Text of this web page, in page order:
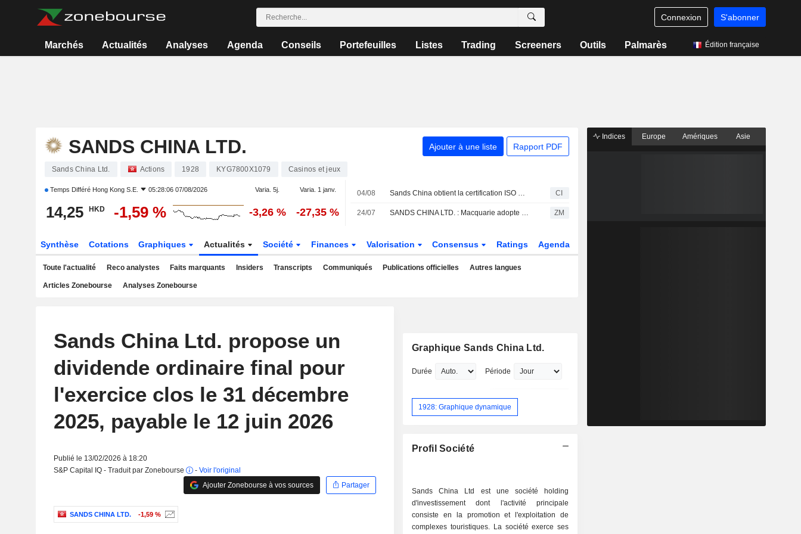
Connexion S'abonner
Marchés Actualités Analyses Agenda Conseils Portefeuilles Listes Trading Screeners Outils Palmarès Édition française
SANDS CHINA LTD. Ajouter à une liste Rapport PDF
Sands China Ltd. Actions 1928 KYG7800X1079 Casinos et jeux
Temps Différé Hong Kong S.E. 05:28:06 07/08/2026 Varia. 5j. Varia. 1 janv.
14,25 HKD -1,59 % -3,26 % -27,35 %
04/08 Sands China obtient la certification ISO 14001:2026 pour son système de management environnemental auprès du British Standards Institution Group CI
24/07 SANDS CHINA LTD. : Macquarie adopte une opinion positive ZM
Synthèse Cotations Graphiques Actualités Société Finances Valorisation Consensus Ratings Agenda
Toute l'actualité Reco analystes Faits marquants Insiders Transcripts Communiqués Publications officielles Autres langues
Articles Zonebourse Analyses Zonebourse
Sands China Ltd. propose un
dividende ordinaire final pour
l'exercice clos le 31 décembre
2025, payable le 12 juin 2026
Publié le 13/02/2026 à 18:20
S&P Capital IQ - Traduit par Zonebourse
- Voir l'original
Ajouter Zonebourse à vos sources
Partager
SANDS CHINA LTD. -1,59 %
Graphique Sands China Ltd.
Durée Période
1928: Graphique dynamique
Profil Société
Sands China Ltd est une société holding
d'investissement dont l'activité principale
consiste en la promotion et l'exploitation de
complexes touristiques. La société exerce ses
Indices Europe Amériques Asie